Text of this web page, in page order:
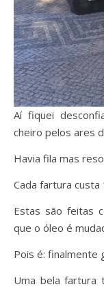
Aí fiquei
cheiro pelos ares
Havia fila mas
Cada fartura custa
Estas são feitas
que o óleo é
Pois é: finalmente
Uma bela fartura